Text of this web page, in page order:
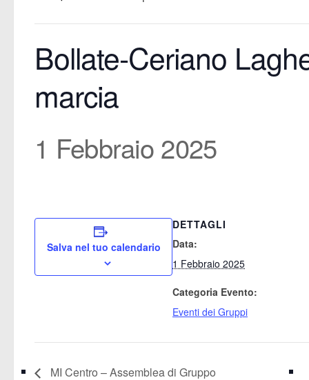
Bollate-Ceriano
marcia
1 Febbraio 2025
Salva nel tuo calendario
DETTAGLI
Data:
1 Febbraio 2025
Categoria Evento:
Eventi dei Gruppi
MI Centro – Assemblea di Gruppo